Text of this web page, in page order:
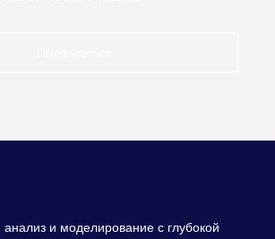
и моделирование с глубокой